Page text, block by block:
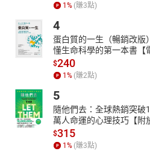
1 % (賺3點)
4
蛋白質的一生（暢銷改
懂生命科學的第一本書【
$240
1 % (賺2點)
5
隨他們去：全球熱銷突
萬人命運的心理技巧【附
書】
$315
1 % (賺3點)